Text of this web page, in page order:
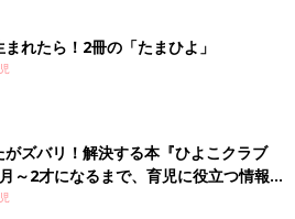
れたら！2冊の「たまひよ」
がズバリ！解決する本『ひよこクラブ
2才になるまで、育児に役立つ情報が